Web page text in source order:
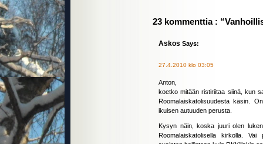
23 kommenttia :
Askos Says:
27.4.2010 klo 03:05
Anton,
koetko mitään ristiriitaa siinä, kun
Roomalaiskatolisuudesta käsin.
ikuisen autuuden perusta.
Kysyn näin, koska juuri olen
Roomalaiskatolisella kirkolla.